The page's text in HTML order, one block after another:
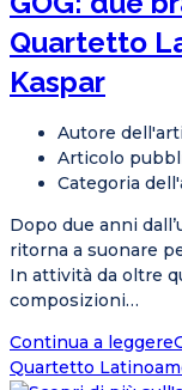
Quartetto
Kaspar
Autore
Articolo
Categoria
Dopo due anni
ritorna a suonare
In attività da oltre
composizioni…
Continua a leggere
Quartetto